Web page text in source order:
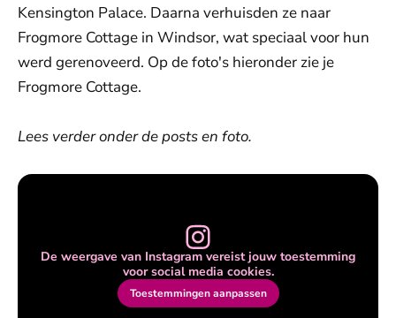
Kensington Palace. Daarna verhuisden ze naar
Frogmore Cottage in Windsor, wat speciaal voor hun
werd gerenoveerd. Op de foto's hieronder zie je
Frogmore Cottage.
Lees verder onder de posts en foto.
De weergave van Instagram vereist jouw toestemming
voor social media cookies.
Toestemmingen aanpassen